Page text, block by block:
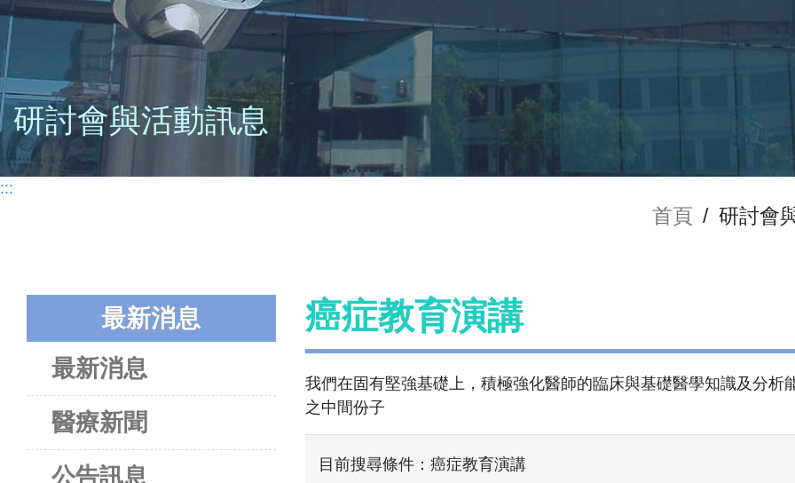
研討會與活動訊息
:::
首頁 / 研討會
最新消息
最新消息
醫療新聞
公告訊息
癌症教育演講
我們在固有堅強基礎上，積極強化醫師的臨床與基礎醫學知識及分
之中間份子
目前搜尋條件：癌症教育演講